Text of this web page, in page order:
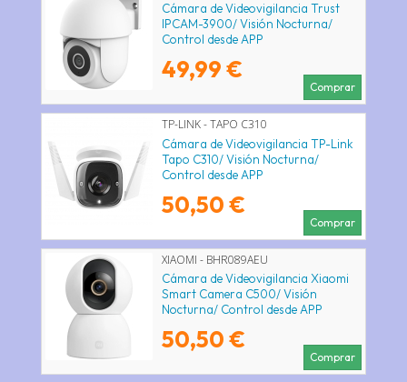
Cámara de Videovigilancia Trust
IPCAM-3900/ Visión Nocturna/
Control desde APP
49,99 €
Comprar
TP-LINK - TAPO C310
Cámara de Videovigilancia TP-Link
Tapo C310/ Visión Nocturna/
Control desde APP
50,50 €
Comprar
XIAOMI - BHR089AEU
Cámara de Videovigilancia Xiaomi
Smart Camera C500/ Visión
Nocturna/ Control desde APP
50,50 €
Comprar